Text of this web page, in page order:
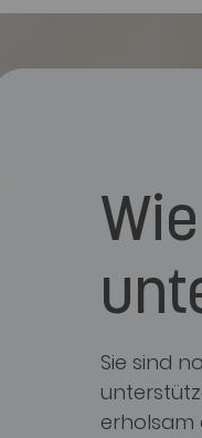
Sie sind
erholsam